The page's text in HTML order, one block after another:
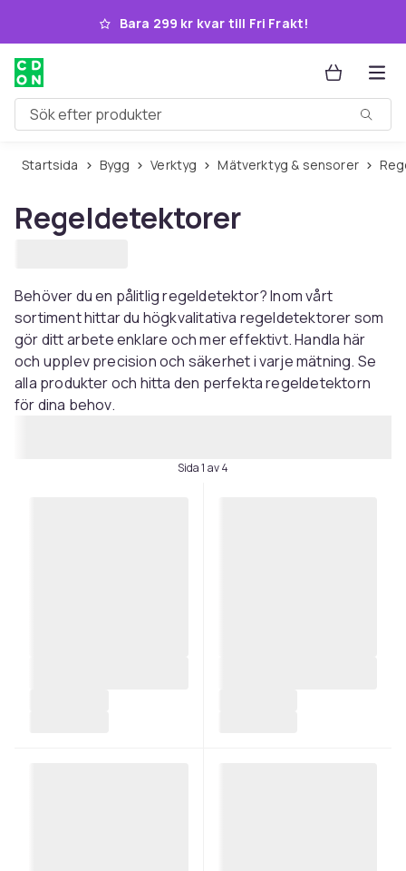
Hoppa till huvudinnehållet
Bara 299 kr kvar till Fri Frakt!
Sök efter produkter
Startsida Bygg Verktyg Mätverktyg & sensorer
Regeldetektorer
Behöver du en pålitlig regeldetektor? Inom vårt
sortiment hittar du högkvalitativa regeldetektorer som
gör ditt arbete enklare och mer effektivt. Handla här
och upplev precision och säkerhet i varje mätning. Se
alla produkter och hitta den perfekta regeldetektorn
för dina behov.
Sida 1 av 4